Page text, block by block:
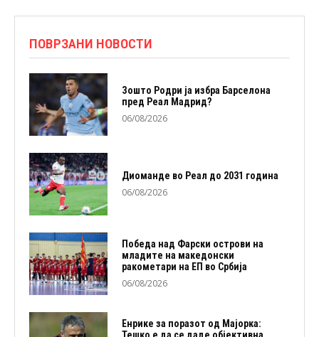
ПОВРЗАНИ НОВОСТИ
Зошто Родри ја избра Барселона
пред Реал Мадрид?
06/08/2026
Диоманде во Реал до 2031 година
06/08/2026
Победа над Фарски острови на
младите на македонски
ракометари на ЕП во Србија
06/08/2026
Енрике за поразот од Мајорка: